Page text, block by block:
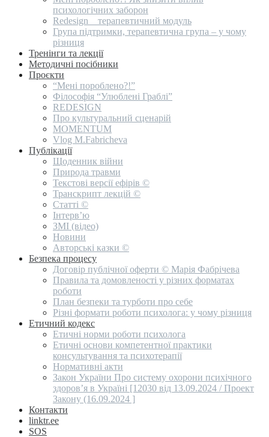
психологічних заборон
Redesign _ терапевтичний модуль
Група підтримки, терапевтична група – у чому
різниця
Тренінги та лекції
Методичні посібники
Проєкти
“Мені пороблено?!”
Філософія “Улюблені Граблі”
REDESIGN
Про культуральний сценарій
MOMENTUM
Vlog M.Fabricheva
Публікації
Щоденник війни
Природа травми
Текстові версії ефірів ©
Транскрипт лекцій ©
Статті ©
Інтерв’ю
ЗМІ (відео)
Новини
Авторські казки ©
Безпека процесу
Договір публічної оферти © Марія Фабрічева
Правила та домовленості у різних форматах
роботи
План безпеки та турботи про себе
Різні формати роботи психолога: у чому різниця
Етичний кодекс
Етичні норми роботи психолога
Етичні основи компетентної практики
консультування та психотерапії
Нормативні акти
Закон України Про систему охорони психічного
здоров’я в Україні [12030 від 13.09.2024 / Проект
Закону (16.09.2024 ]
Контакти
linktr.ee
SOS